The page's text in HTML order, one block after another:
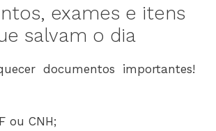
exames e itens
salvam o dia
documentos importantes!
ou CNH;